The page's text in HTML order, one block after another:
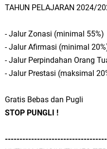
TAHUN PELAJARAN 2024/
- Jalur Zonasi (minimal 55%)
- Jalur Afirmasi (minimal
- Jalur Perpindahan Orang
- Jalur Prestasi (maksimal
Gratis Bebas dan Pugli
STOP PUNGLI !